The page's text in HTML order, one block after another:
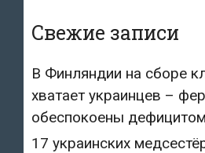
Свежие записи
В Финляндии на сборе
хватает украинцев –
обеспокоены
17 украинских